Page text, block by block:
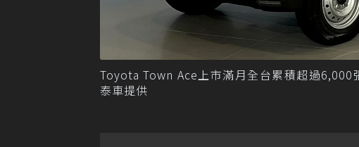
Toyota Town Ace上市滿月全台累積超過6,000
泰車提供